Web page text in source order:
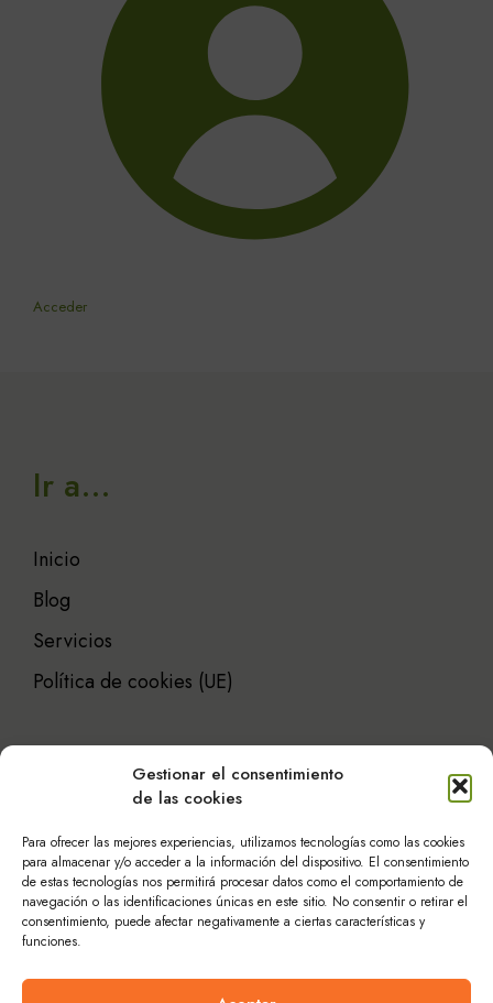
Gestionar el consentimiento
de las cookies
Para ofrecer las mejores experiencias, utilizamos tecnologías como las cookies
para almacenar y/o acceder a la información del dispositivo. El consentimiento
de estas tecnologías nos permitirá procesar datos como el comportamiento de
navegación o las identificaciones únicas en este sitio. No consentir o retirar el
consentimiento, puede afectar negativamente a ciertas características y
funciones.
Acceder
Ir a…
Inicio
Blog
Servicios
Política de cookies (UE)
Atención al cliente
Historia
Política de privacidad